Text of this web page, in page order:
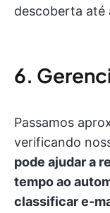
descoberta até
6.
Passamos
verificando
pode ajudar a
tempo ao
classificar e-